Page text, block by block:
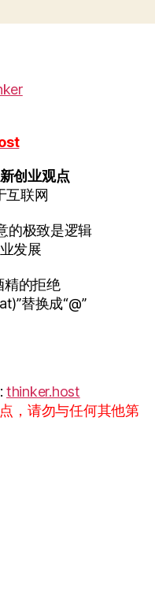
权
创业观点
互联网
的极致是逻辑
发展
精的拒绝
替换成“@”
thinker.host
，请勿与任何其他第